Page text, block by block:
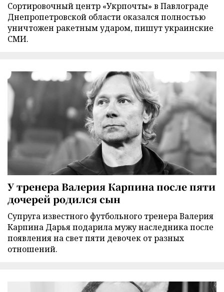
Сортировочный центр «Укрпочты» в Павлограде
Днепропетровской области оказался полностью
уничтожен ракетным ударом, пишут украинские
СМИ.
У тренера Валерия Карпина после пяти
дочерей родился сын
Супруга известного футбольного тренера Валерия
Карпина Дарья подарила мужу наследника после
появления на свет пяти девочек от разных
отношений.